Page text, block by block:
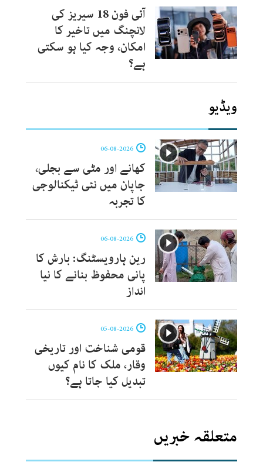
آئی فون 18 سیریز کی
لانچنگ میں تاخیر کا
امکان، وجہ کیا ہو سکتی
ہے؟
ویڈیو
کھانے اور مٹی سے بجلی،
جاپان میں نئی ٹیکنالوجی
کا تجربہ
رین ہارویسٹنگ: بارش کا
پانی محفوظ بنانے کا نیا
انداز
قومی شناخت اور تاریخی
وقار، ملک کا نام کیوں
تبدیل کیا جاتا ہے؟
متعلقہ خبریں